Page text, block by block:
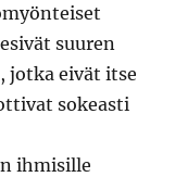
suuren
jotka eivät itse
sokeasti
ihmisille